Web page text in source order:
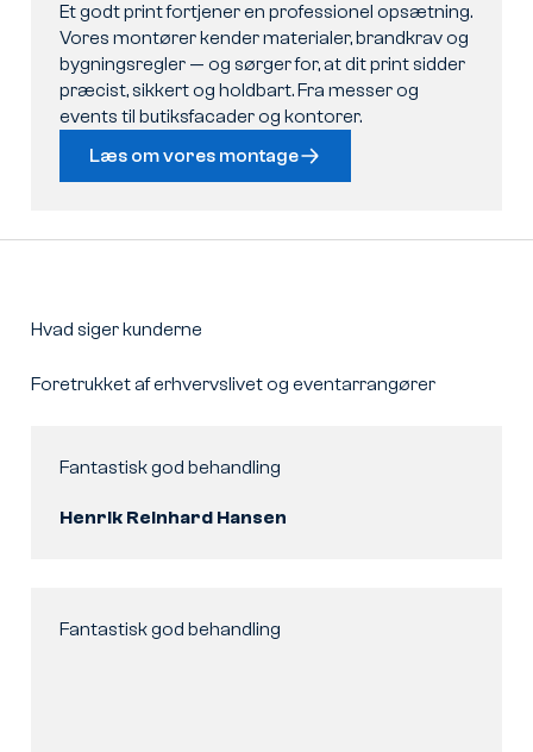
Et godt print fortjener en professionel opsætning.
Vores montører kender materialer, brandkrav og
bygningsregler — og sørger for, at dit print sidder
præcist, sikkert og holdbart. Fra messer og
events til butiksfacader og kontorer.
Læs om vores montage
Hvad siger kunderne
Foretrukket af erhvervslivet og eventarrangører
Fantastisk god behandling
Henrik Reinhard Hansen
Fantastisk god behandling